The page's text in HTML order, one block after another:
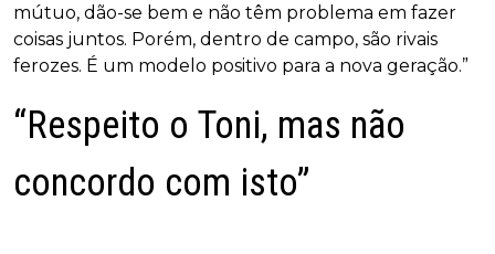
mútuo, dão-se bem e não têm problema em fazer
coisas juntos. Porém, dentro de campo, são rivais
ferozes. É um modelo positivo para a nova geração.”
“Respeito o Toni, mas não
concordo com isto”